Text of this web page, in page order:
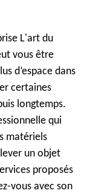
L'art du
vous être
d’espace dans
certaines
longtemps.
qui
matériels
un objet
proposés
vous avec son